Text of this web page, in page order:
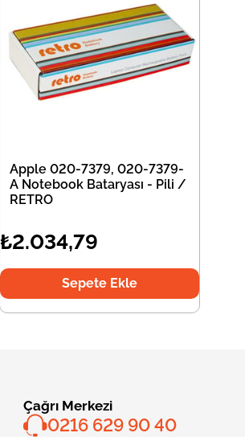
Apple 020-7379, 020-7379-
A Notebook Bataryası - Pili /
RETRO
₺2.034,79
Sepete Ekle
Çağrı Merkezi
0216 629 90 40